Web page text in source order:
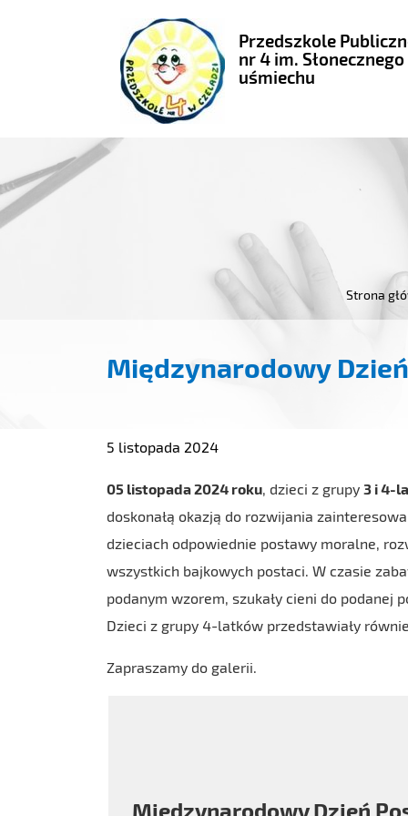
Przedszkole
nr 4 im. Słonecznego
uśmiechu
Strona
Międzynarodowy
5 listopada 2024
05 listopada 2024 roku, dzieci z grupy 3 i 4-
doskonałą okazją do rozwijania
dzieciach odpowiednie postawy moralne,
wszystkich bajkowych postaci. W czasie
podanym wzorem, szukały cieni do podanej
Dzieci z grupy 4-latków przedstawiały
Zapraszamy do galerii.
Międzynarodowy Dzień